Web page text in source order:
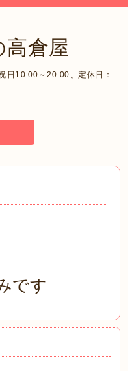
高倉屋
日10:00～20:00、定休日：
です